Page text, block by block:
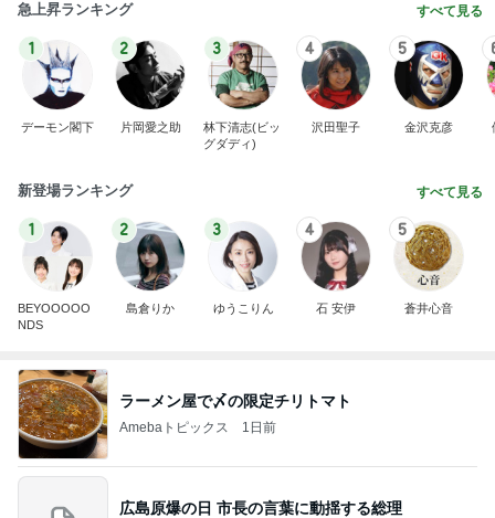
急上昇ランキング すべて見る
1
デーモン閣下
2
片岡愛之助
3
林下清志(ビッ
グダディ)
4
沢田聖子
5
金沢克彦
新登場ランキング すべて見る
1
BEYOOOOO
NDS
2
島倉りか
3
ゆうこりん
4
石 安伊
5
蒼井心音
ラーメン屋で〆の限定チリトマト
Amebaトピックス 1日前
広島原爆の日 市長の言葉に動揺する総理